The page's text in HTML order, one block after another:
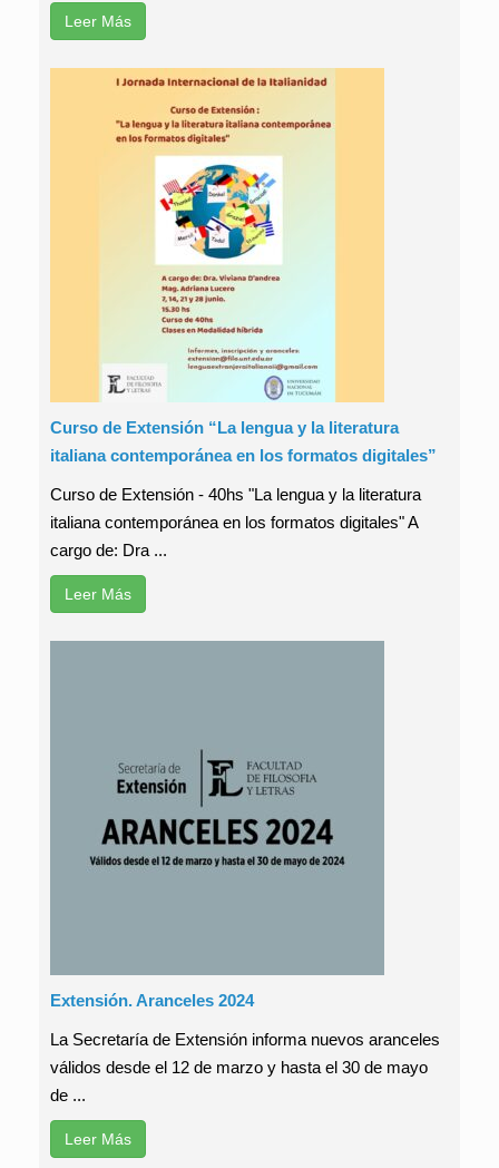
Leer Más
Curso de Extensión “La lengua y la literatura
italiana contemporánea en los formatos digitales”
Curso de Extensión - 40hs "La lengua y la literatura
italiana contemporánea en los formatos digitales" A
cargo de: Dra ...
Leer Más
Extensión. Aranceles 2024
La Secretaría de Extensión informa nuevos aranceles
válidos desde el 12 de marzo y hasta el 30 de mayo
de ...
Leer Más